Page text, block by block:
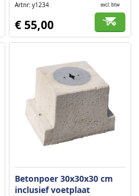
Artnr y1234 excl. btw
€ 55,00
Betonpoer 30x30x30 cm
inclusief voetplaat